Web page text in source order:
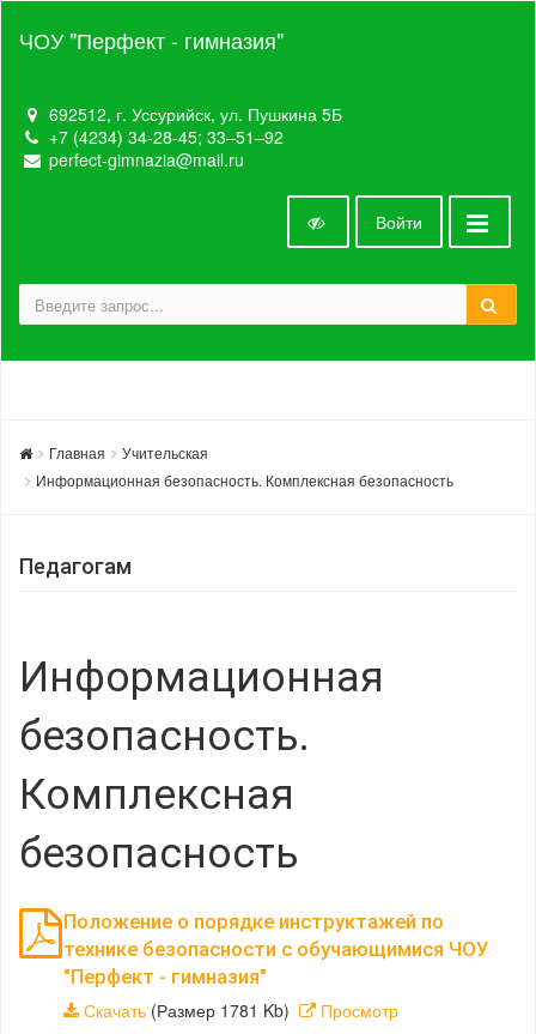
ЧОУ "Перфект - гимназия"
692512, г. Уссурийск, ул. Пушкина 5Б
+7 (4234) 34-28-45; 33‒51‒92
perfect-gimnazia@mail.ru
Войти
Главная
Учительская
Информационная безопасность. Комплексная безопасность
Педагогам
Информационная
безопасность.
Комплексная
безопасность
Положение о порядке инструктажей по
технике безопасности с обучающимися ЧОУ
"Перфект - гимназия"
Скачать (Размер 1781 Kb) Просмотр